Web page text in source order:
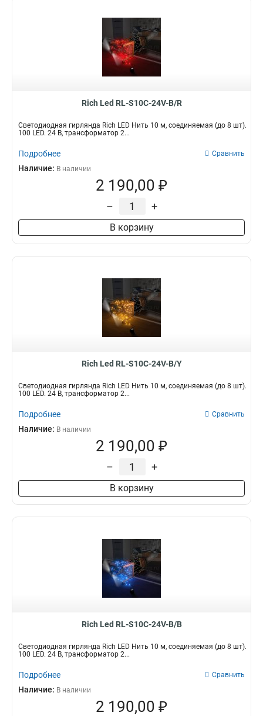
Rich Led RL-S10C-24V-B/R
Светодиодная гирлянда Rich LED Нить 10 м, соединяемая (до 8 шт).
100 LED. 24 B, трансформатор 2...
Подробнее Сравнить
Наличие: В наличии
2 190,00 ₽
– +
В корзину
Rich Led RL-S10C-24V-B/Y
Светодиодная гирлянда Rich LED Нить 10 м, соединяемая (до 8 шт).
100 LED. 24 B, трансформатор 2...
Подробнее Сравнить
Наличие: В наличии
2 190,00 ₽
– +
В корзину
Rich Led RL-S10C-24V-B/B
Светодиодная гирлянда Rich LED Нить 10 м, соединяемая (до 8 шт).
100 LED. 24 B, трансформатор 2...
Подробнее Сравнить
Наличие: В наличии
2 190,00 ₽